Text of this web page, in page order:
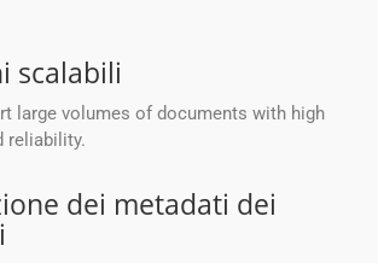
scalabili
large volumes of documents with high
reliability.
dei metadati dei